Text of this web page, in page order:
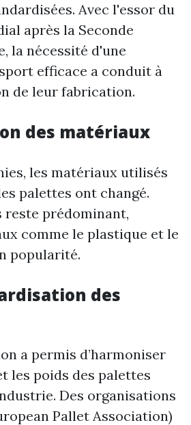
Avec l'essor du
après la Seconde
la nécessité d'une
efficace a conduit à
de leur fabrication.
des matériaux
les matériaux utilisés
palettes ont changé.
reste prédominant,
comme le plastique et le
popularité.
des
a permis d’harmoniser
les poids des palettes
Des organisations
Pallet Association)